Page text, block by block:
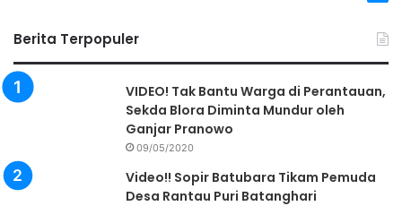
Berita Terpopuler
VIDEO! Tak Bantu Warga di Perantauan,
Sekda Blora Diminta Mundur oleh
Ganjar Pranowo
09/05/2020
Video!! Sopir Batubara Tikam Pemuda
Desa Rantau Puri Batanghari